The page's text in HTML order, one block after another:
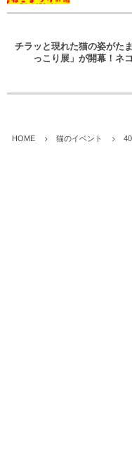
チラッと現れた猫の姿がた
っこり展」が開幕！ネ
HOME 猫のイベント